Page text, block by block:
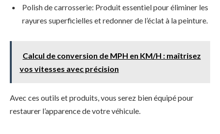
Polish de carrosserie: Produit essentiel pour éliminer les
rayures superficielles et redonner de l’éclat à la peinture.
Calcul de conversion de MPH en KM/H : maîtrisez
vos vitesses avec précision
Avec ces outils et produits, vous serez bien équipé pour
restaurer l’apparence de votre véhicule.